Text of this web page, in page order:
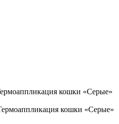
кошки «Серые»